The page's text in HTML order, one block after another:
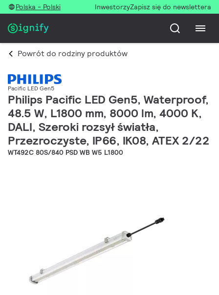
Polska - Polski InwestorzyZapisz się do newslettera
Powrót do rodziny produktów
Pacific LED Gen5
Philips Pacific LED Gen5, Waterproof,
48.5 W, L1800 mm, 8000 lm, 4000 K,
DALI, Szeroki rozsył światła,
Przezroczyste, IP66, IK08, ATEX 2/22
WT492C 80S/840 PSD WB W5 L1800